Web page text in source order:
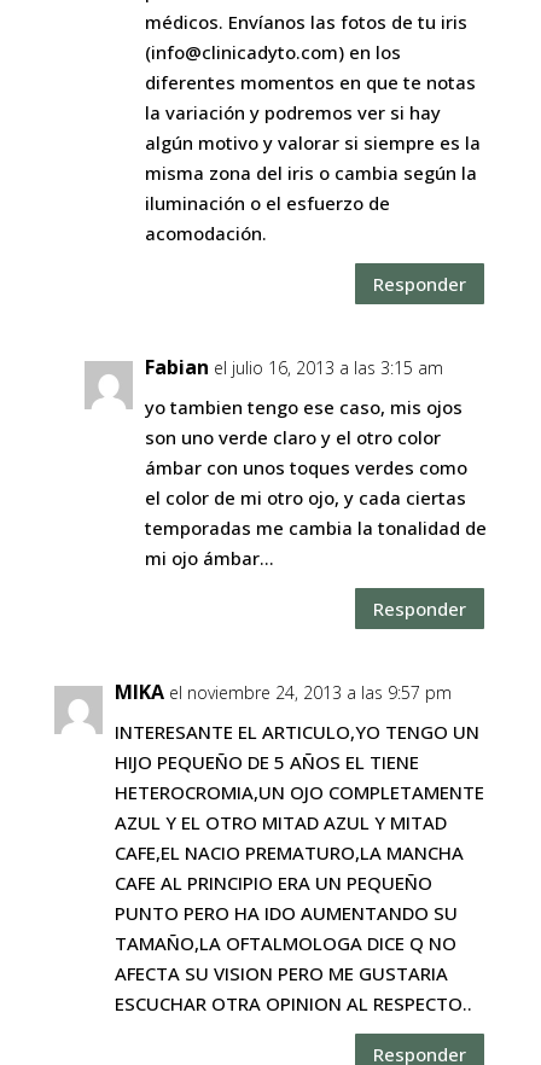
médicos. Envíanos las fotos de tu iris
(info@clinicadyto.com) en los
diferentes momentos en que te notas
la variación y podremos ver si hay
algún motivo y valorar si siempre es la
misma zona del iris o cambia según la
iluminación o el esfuerzo de
acomodación.
Responder
Fabian el julio 16, 2013 a las 3:15 am
yo tambien tengo ese caso, mis ojos
son uno verde claro y el otro color
ámbar con unos toques verdes como
el color de mi otro ojo, y cada ciertas
temporadas me cambia la tonalidad de
mi ojo ámbar…
Responder
MIKA el noviembre 24, 2013 a las 9:57 pm
INTERESANTE EL ARTICULO,YO TENGO UN
HIJO PEQUEÑO DE 5 AÑOS EL TIENE
HETEROCROMIA,UN OJO COMPLETAMENTE
AZUL Y EL OTRO MITAD AZUL Y MITAD
CAFE,EL NACIO PREMATURO,LA MANCHA
CAFE AL PRINCIPIO ERA UN PEQUEÑO
PUNTO PERO HA IDO AUMENTANDO SU
TAMAÑO,LA OFTALMOLOGA DICE Q NO
AFECTA SU VISION PERO ME GUSTARIA
ESCUCHAR OTRA OPINION AL RESPECTO..
Responder